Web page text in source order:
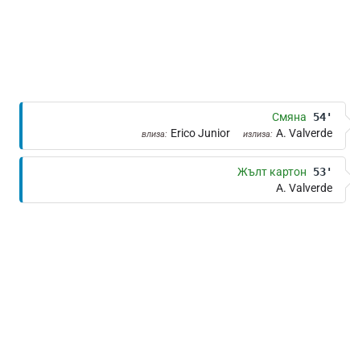
Смяна 54'
влиза: Erico Junior излиза: A. Valverde
Жълт картон
53'
A. Valverde